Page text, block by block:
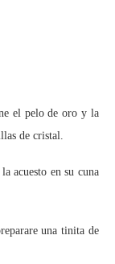
el pelo de oro y la
de cristal.
en su cuna
una tinita de